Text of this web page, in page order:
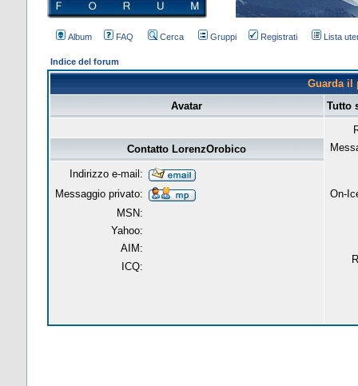
Album FAQ Cerca Gruppi Registrati Lista
Indice del forum
Guarda il
Avatar
Tutto
On-
Contatto LorenzOrobico
Indirizzo e-mail:
Messaggio privato:
MSN:
Yahoo:
AIM:
ICQ: